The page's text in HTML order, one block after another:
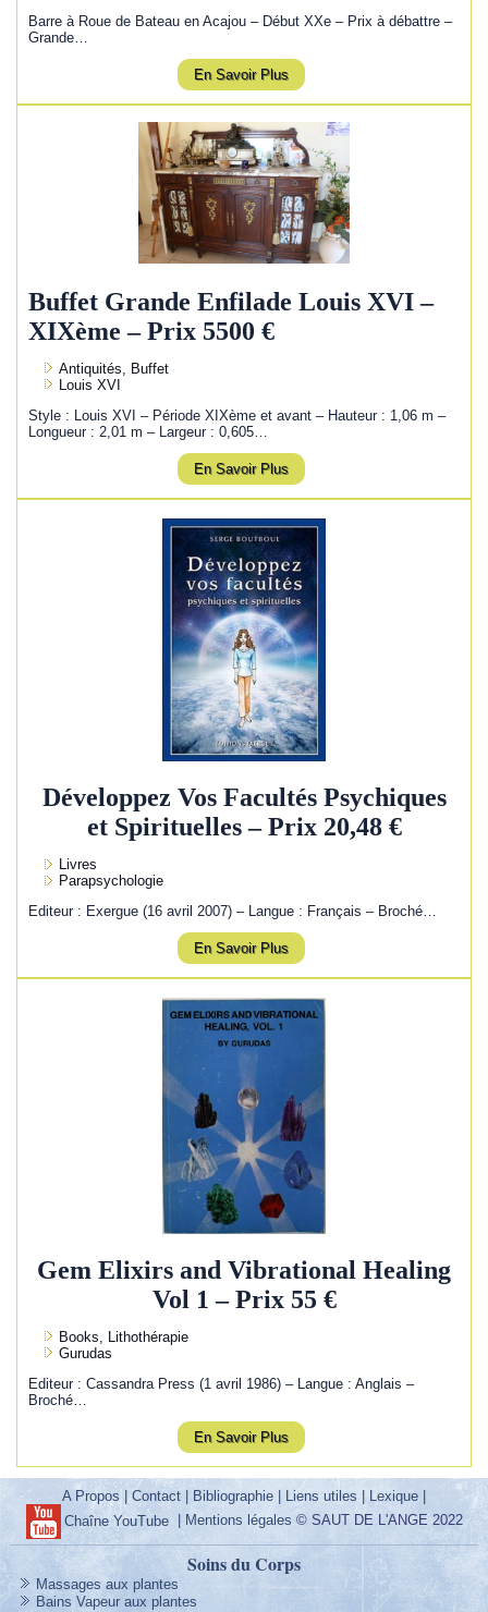
Barre à Roue de Bateau en Acajou – Début XXe – Prix à débattre –
Grande…
En Savoir Plus
Buffet Grande Enfilade Louis XVI –
XIXème – Prix 5500 €
Antiquités, Buffet
Louis XVI
Style : Louis XVI – Période XIXème et avant – Hauteur : 1,06 m –
Longueur : 2,01 m – Largeur : 0,605…
En Savoir Plus
Développez Vos Facultés Psychiques
et Spirituelles – Prix 20,48 €
Livres
Parapsychologie
Editeur : Exergue (16 avril 2007) – Langue : Français – Broché…
En Savoir Plus
Gem Elixirs and Vibrational Healing
Vol 1 – Prix 55 €
Books, Lithothérapie
Gurudas
Editeur : Cassandra Press (1 avril 1986) – Langue : Anglais –
Broché…
En Savoir Plus
A Propos |Contact | Bibliographie | Liens utiles| Lexique |
Chaîne YouTube| Mentions légales © SAUT DE L'ANGE 2022
Soins du Corps
Massages aux plantes
Bains Vapeur aux plantes